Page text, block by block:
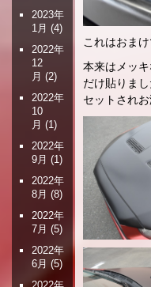
これはおまけ
本来はメッ
だけ貼りま
セットされお
2023年
1月 (4)
2022年
12
月 (2)
2022年
10
月 (1)
2022年
9月 (1)
2022年
8月 (8)
2022年
7月 (5)
2022年
6月 (5)